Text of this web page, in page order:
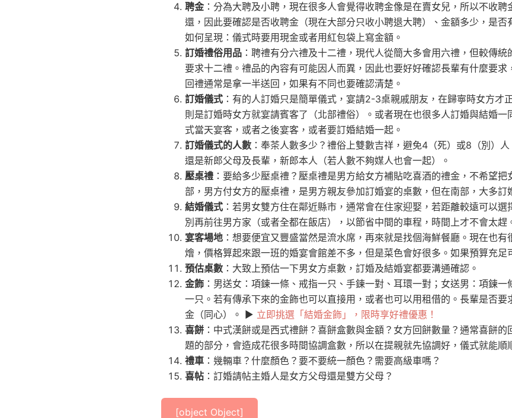
聘金 ：分為大聘及小聘，現在很多人會覺得收聘金像是在賣女兒，所以不收
還，因此要確認是否收聘金（現在大部分只收小聘退大聘）、金額多少，是否
如何呈現：儀式時要用現金或者用紅包袋上寫金額。
訂婚禮俗用品 ：聘禮有分六禮及十二禮，現代人從簡大多會用六禮，但較傳
要求十二禮。禮品的內容有可能因人而異，因此也要好好確認長輩有什麼要求
回禮通常是拿一半送回，如果有不同也要確認清楚。
訂婚儀式 ：有的人訂婚只是簡單儀式，宴請2-3桌親戚朋友，在歸寧時女方才
則是訂婚時女方就宴請賓客了（北部禮俗）。或者現在也很多人訂婚與結婚
式當天宴客，或者之後宴客，或者要訂婚結婚一起。
訂婚儀式的人數 ：奉茶人數多少？禮俗上雙數吉祥，避免4（死）或8（別）
還是新郎父母及長輩，新郎本人（若人數不夠媒人也會一起）。
壓桌禮 ：要給多少壓桌禮？壓桌禮是男方給女方補貼吃喜酒的禮金，不希望
部，男方付女方的壓桌禮，是男方親友參加訂婚宴的桌數，但在南部，大多訂
結婚儀式 ：若男女雙方住在鄰近縣市，通常會在住家迎娶，若距離較遠可以
別再前往男方家（或者全都在飯店），以節省中間的車程，時間上才不會太趕
宴客場地 ：想要便宜又豐盛當然是流水席，再來就是找個海鮮餐廳。現在也
燴，價格算起來跟一班的婚宴會館差不多，但是菜色會好很多。如果預算充足
預估桌數 ：大致上預估一下男女方桌數，訂婚及結婚宴都要溝通確認。
金飾 ：男送女：項鍊一條、戒指一只、手鍊一對、耳環一對；女送男：項鍊
一只。若有傳承下來的金飾也可以直接用，或者也可以用租借的。長輩是否要
金（同心）。 ▶︎ 立即挑選「結婚金飾」，限時享好禮優惠！
喜餅 ：中式漢餅或是西式禮餅？喜餅盒數與金額？女方回餅數量？通常喜餅
題的部分，會造成花很多時間協調盒數，所以在提親就先協調好，儀式就能順
禮車 ：幾輛車？什麼顏色？要不要統一顏色？需要高級車嗎？
喜帖 ：訂婚請帖主婚人是女方父母還是雙方父母？
[object Object]